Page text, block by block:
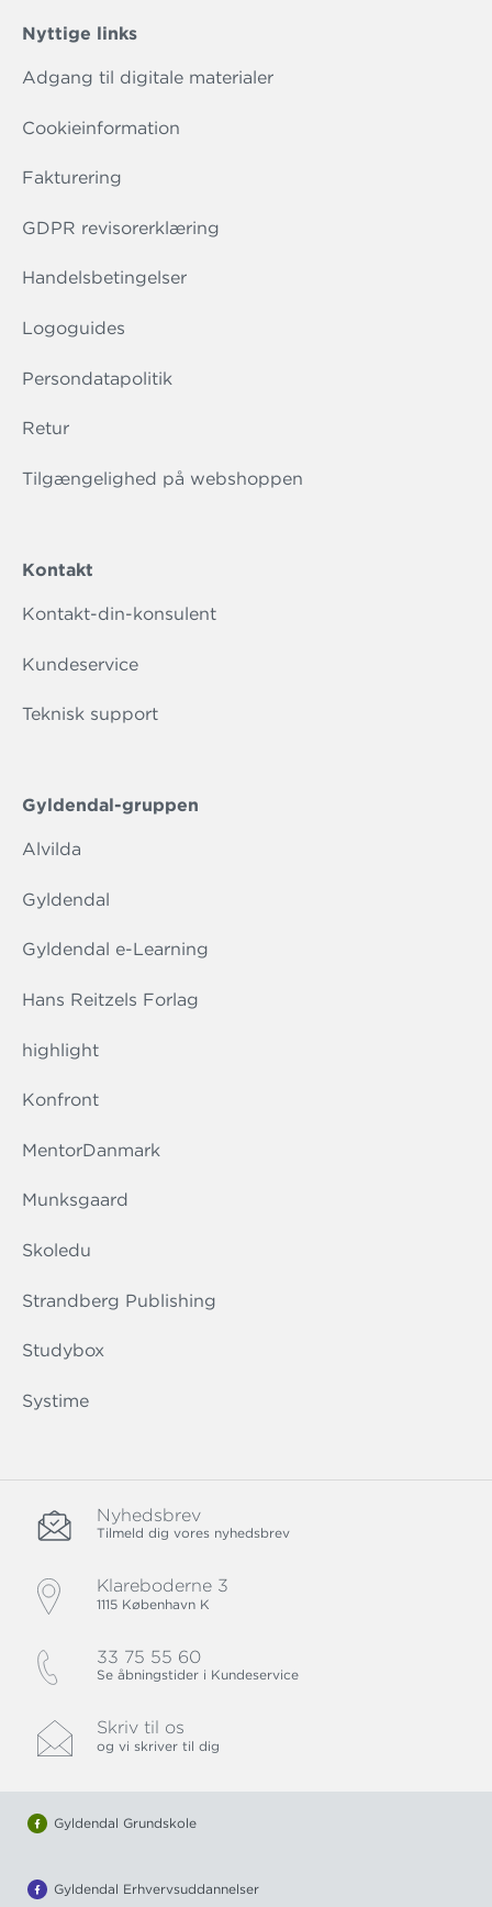
Nyttige links
Adgang til digitale materialer
Cookieinformation
Fakturering
GDPR revisorerklæring
Handelsbetingelser
Logoguides
Persondatapolitik
Retur
Tilgængelighed på webshoppen
Kontakt
Kontakt-din-konsulent
Kundeservice
Teknisk support
Gyldendal-gruppen
Alvilda
Gyldendal
Gyldendal e-Learning
Hans Reitzels Forlag
highlight
Konfront
MentorDanmark
Munksgaard
Skoledu
Strandberg Publishing
Studybox
Systime
Nyhedsbrev
Tilmeld dig vores nyhedsbrev
Klareboderne 3
1115 København K
33 75 55 60
Se åbningstider i Kundeservice
Skriv til os
og vi skriver til dig
Gyldendal Grundskole
Gyldendal Erhvervsuddannelser